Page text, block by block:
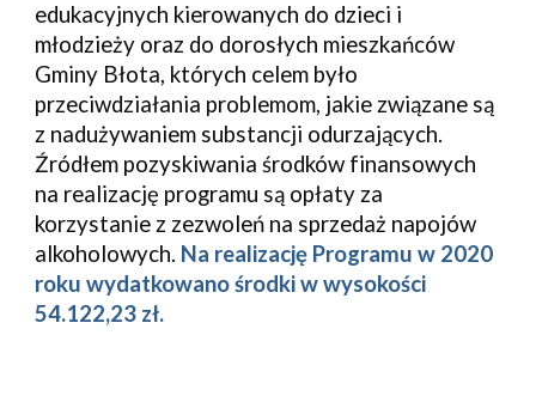
edukacyjnych kierowanych do dzieci i
młodzieży oraz do dorosłych mieszkańców
Gminy Błota, których celem było
przeciwdziałania problemom, jakie związane są
z nadużywaniem substancji odurzających.
Źródłem pozyskiwania środków finansowych
na realizację programu są opłaty za
korzystanie z zezwoleń na sprzedaż napojów
alkoholowych. Na realizację Programu w 2020
roku wydatkowano środki w wysokości
54.122,23 zł.